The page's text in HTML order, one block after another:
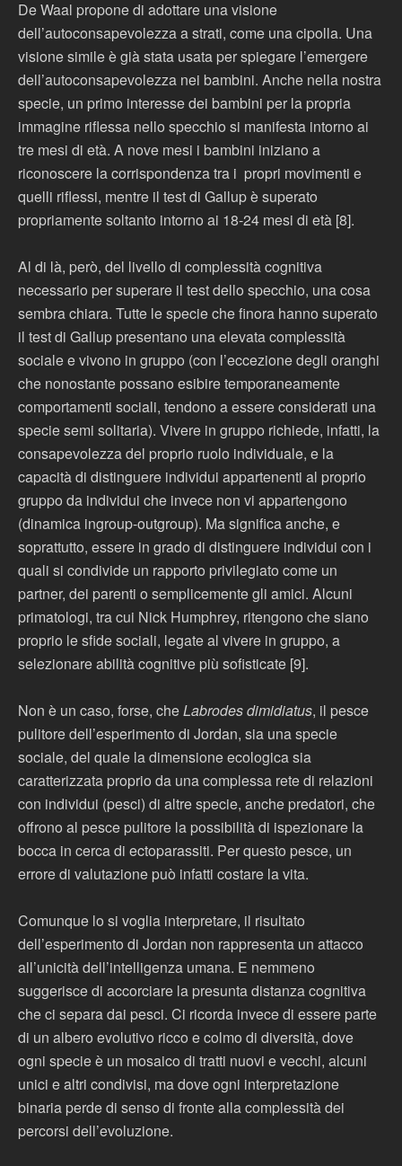
De Waal propone di adottare una visione
dell’autoconsapevolezza a strati, come una cipolla. Una
visione simile è già stata usata per spiegare l’emergere
dell’autoconsapevolezza nei bambini. Anche nella nostra
specie, un primo interesse dei bambini per la propria
immagine riflessa nello specchio si manifesta intorno ai
tre mesi di età. A nove mesi i bambini iniziano a
riconoscere la corrispondenza tra i propri movimenti e
quelli riflessi, mentre il test di Gallup è superato
propriamente soltanto intorno ai 18-24 mesi di età [8].
Al di là, però, del livello di complessità cognitiva
necessario per superare il test dello specchio, una cosa
sembra chiara. Tutte le specie che finora hanno superato
il test di Gallup presentano una elevata complessità
sociale e vivono in gruppo (con l’eccezione degli oranghi
che nonostante possano esibire temporaneamente
comportamenti sociali, tendono a essere considerati una
specie semi solitaria). Vivere in gruppo richiede, infatti, la
consapevolezza del proprio ruolo individuale, e la
capacità di distinguere individui appartenenti al proprio
gruppo da individui che invece non vi appartengono
(dinamica ingroup-outgroup). Ma significa anche, e
soprattutto, essere in grado di distinguere individui con i
quali si condivide un rapporto privilegiato come un
partner, dei parenti o semplicemente gli amici. Alcuni
primatologi, tra cui Nick Humphrey, ritengono che siano
proprio le sfide sociali, legate al vivere in gruppo, a
selezionare abilità cognitive più sofisticate [9].
Non è un caso, forse, cheLabrodes dimidiatus, il pesce
pulitore dell’esperimento di Jordan, sia una specie
sociale, del quale la dimensione ecologica sia
caratterizzata proprio da una complessa rete di relazioni
con individui (pesci) di altre specie, anche predatori, che
offrono al pesce pulitore la possibilità di ispezionare la
bocca in cerca di ectoparassiti. Per questo pesce, un
errore di valutazione può infatti costare la vita.
Comunque lo si voglia interpretare, il risultato
dell’esperimento di Jordan non rappresenta un attacco
all’unicità dell’intelligenza umana. E nemmeno
suggerisce di accorciare la presunta distanza cognitiva
che ci separa dai pesci. Ci ricorda invece di essere parte
di un albero evolutivo ricco e colmo di diversità, dove
ogni specie è un mosaico di tratti nuovi e vecchi, alcuni
unici e altri condivisi, ma dove ogni interpretazione
binaria perde di senso di fronte alla complessità dei
percorsi dell’evoluzione.